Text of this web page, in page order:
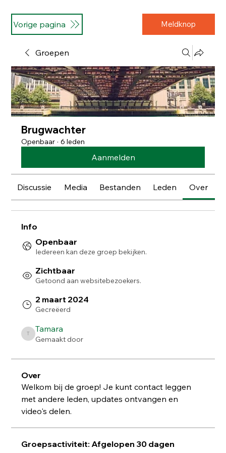
Groepen
Brugwachter
Openbaar · 6 leden
Aanmelden
Discussie Media Bestanden Leden Over
Info
Openbaar
Iedereen kan deze groep bekijken.
Zichtbaar
Getoond aan websitebezoekers.
2 maart 2024
Gecreëerd
Tamara
Tamara
Gemaakt door
Over
Welkom bij de groep! Je kunt contact leggen
met andere leden, updates ontvangen en
video's delen.
Groepsactiviteit: Afgelopen 30 dagen
Meldknop
Vorige pagina